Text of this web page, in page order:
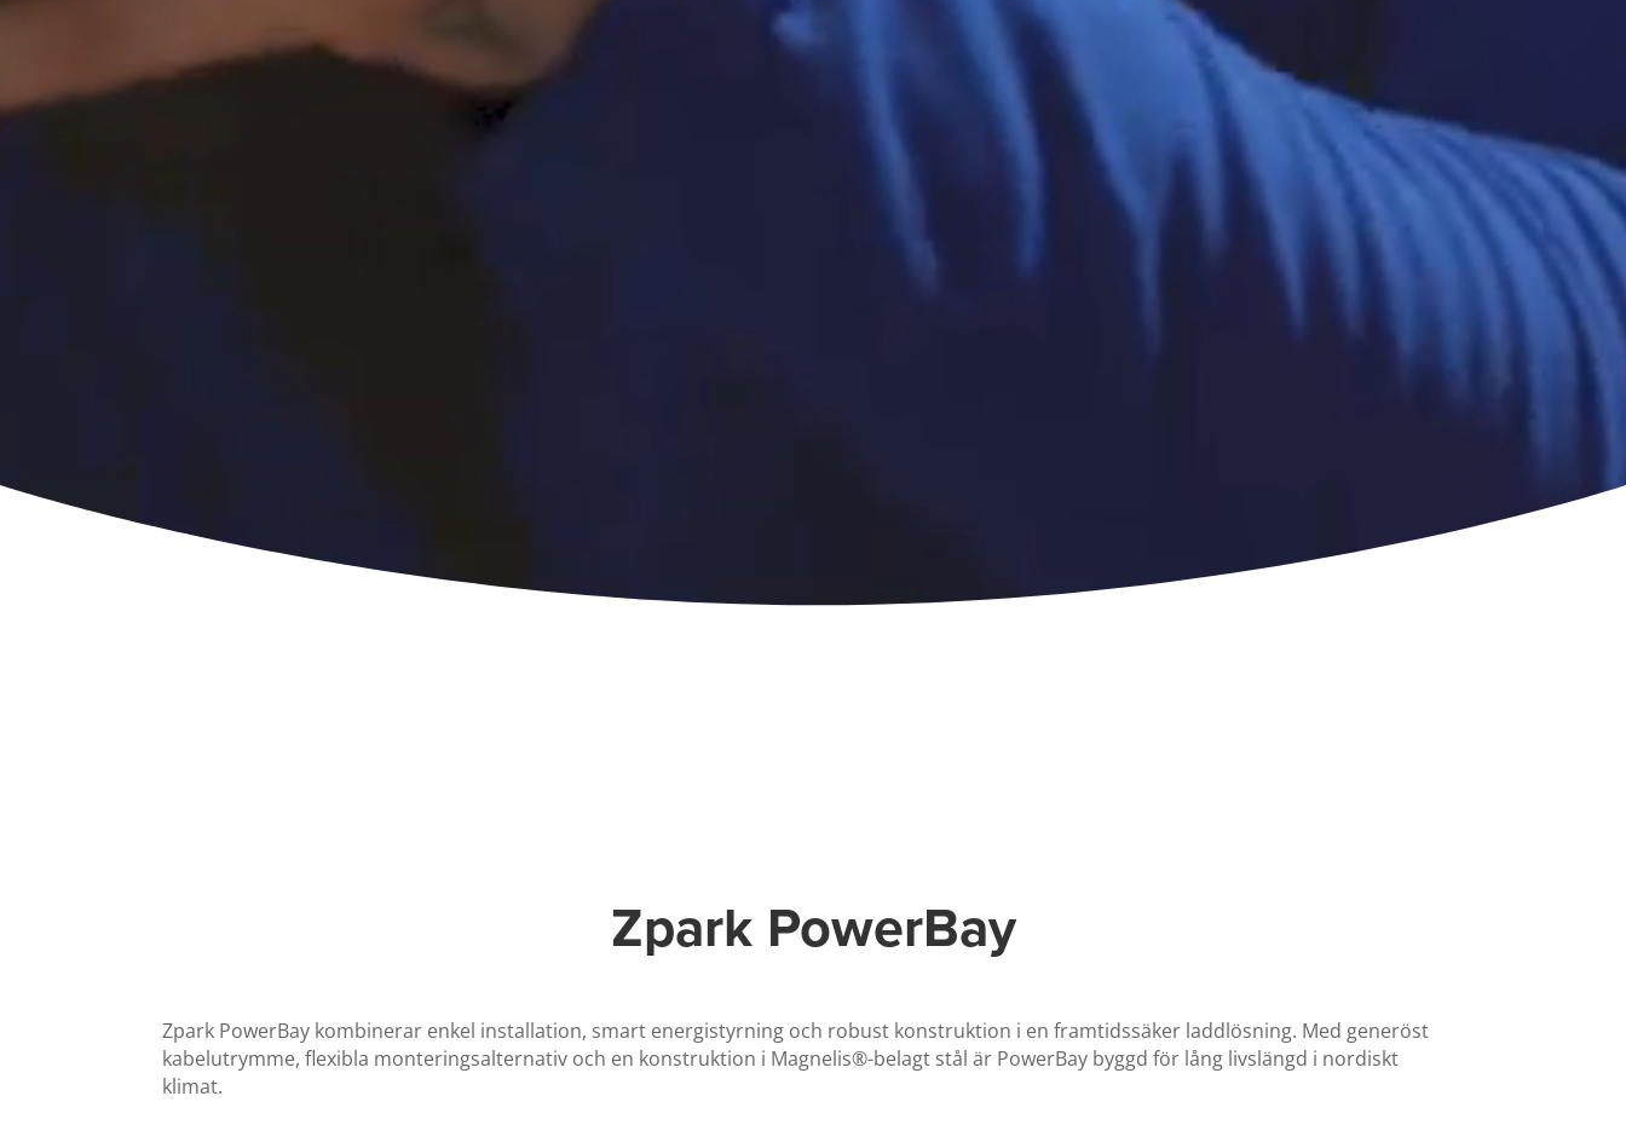
Zpark PowerBay
Zpark PowerBay kombinerar enkel installation, smart energistyrning och robust konstruktion i en framtidssäker laddlösning. Med generöst
kabelutrymme, flexibla monteringsalternativ och en konstruktion i Magnelis®-belagt stål är PowerBay byggd för lång livslängd i nordiskt
klimat.